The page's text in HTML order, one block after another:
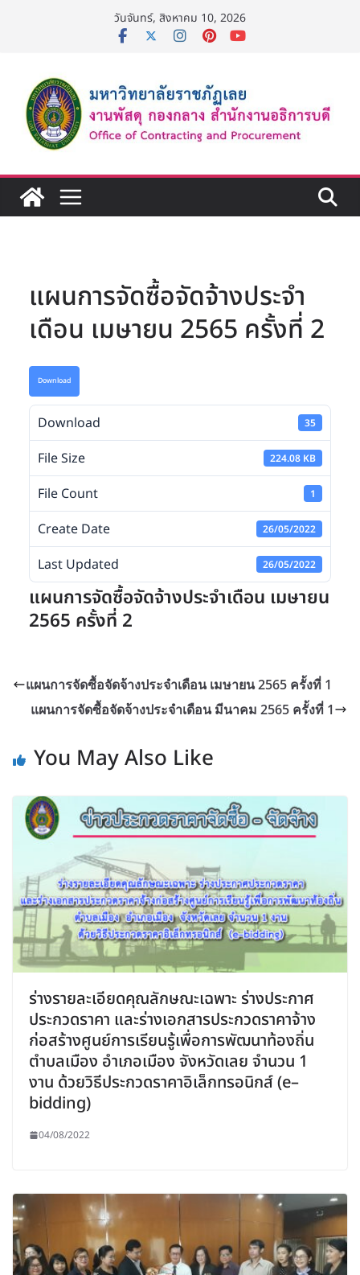
วันจันทร์, สิงหาคม 10, 2026
แผนการจัดซื้อจัดจ้างประจำ
เดือน เมษายน 2565 ครั้งที่ 2
Download
Download 35
File Size 224.08 KB
File Count 1
Create Date 26/05/2022
Last Updated 26/05/2022
แผนการจัดซื้อจัดจ้างประจำเดือน เมษายน
2565 ครั้งที่ 2
แผนการจัดซื้อจัดจ้างประจำเดือน เมษายน 2565 ครั้งที่ 1
แผนการจัดซื้อจัดจ้างประจำเดือน มีนาคม 2565 ครั้งที่ 1
You May Also Like
ร่างรายละเอียดคุณลักษณะเฉพาะ ร่างประกาศ
ประกวดราคา และร่างเอกสารประกวดราคาจ้าง
ก่อสร้างศูนย์การเรียนรู้เพื่อการพัฒนาท้องถิ่น
ตำบลเมือง อำเภอเมือง จังหวัดเลย จำนวน 1
งาน ด้วยวิธีประกวดราคาอิเล็กทรอนิกส์ (e–
bidding)
04/08/2022